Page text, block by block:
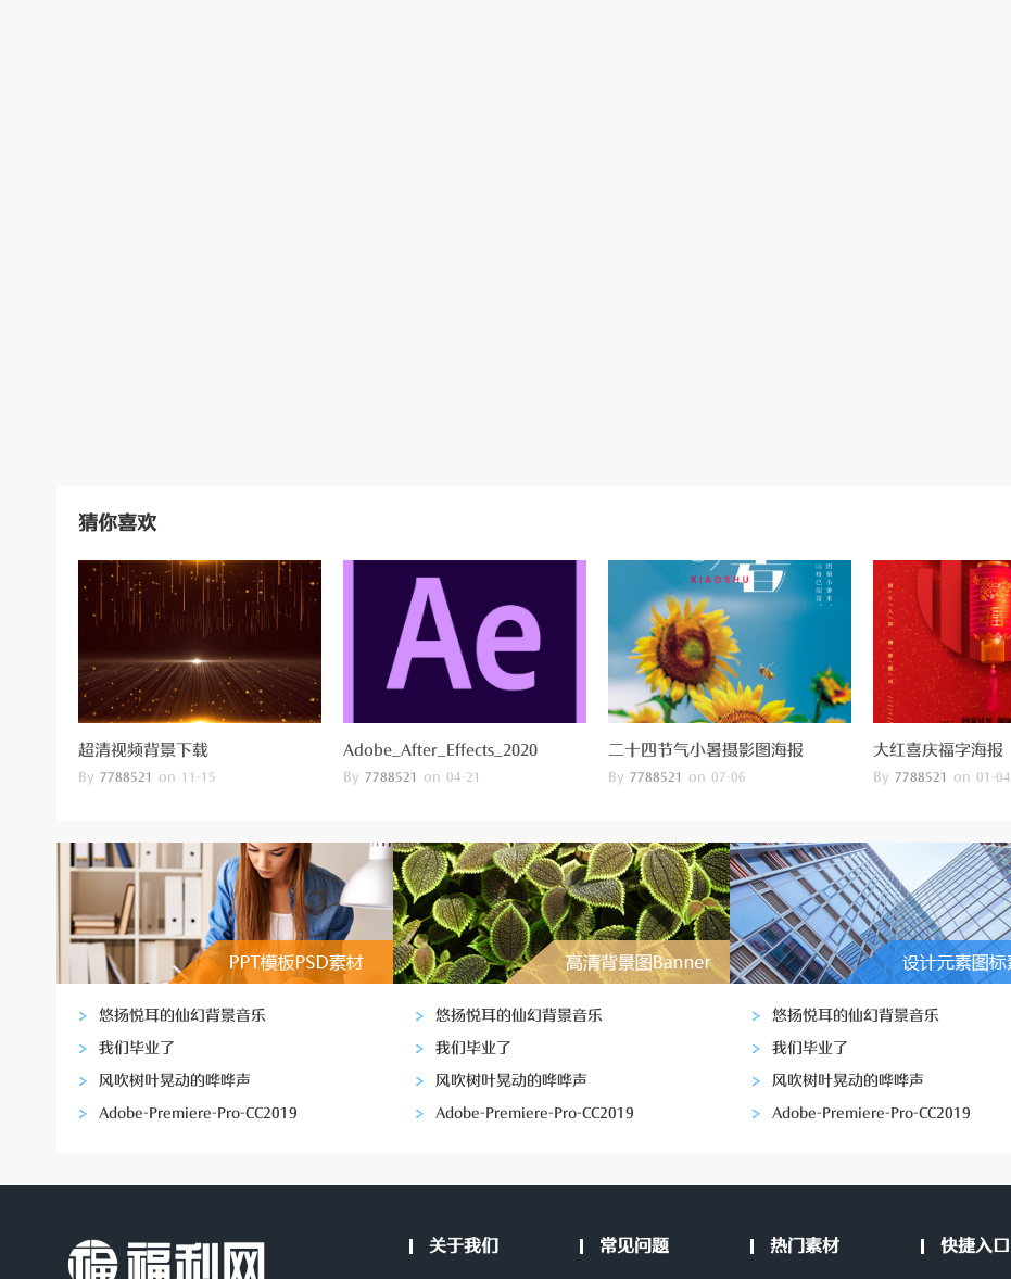
猜你喜欢
超清视频背景下载
By 7788521 on 11-15
Adobe_After_Effects_2020
By 7788521 on 04-21
二十四节气小暑摄影图海报
By 7788521 on 07-06
大红喜庆福字海报
By 7788521 on 01-04
悠扬悦耳的仙幻背景音乐
我们毕业了
风吹树叶晃动的哗哗声
Adobe-Premiere-Pro-CC2019
悠扬悦耳的仙幻背景音乐
我们毕业了
风吹树叶晃动的哗哗声
Adobe-Premiere-Pro-CC2019
悠扬悦耳的仙幻背景音乐
我们毕业了
风吹树叶晃动的哗哗声
Adobe-Premiere-Pro-CC2019
关于我们 常见问题 热门素材 快捷入口